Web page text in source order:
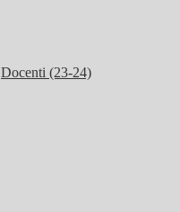
Docenti (23-24)